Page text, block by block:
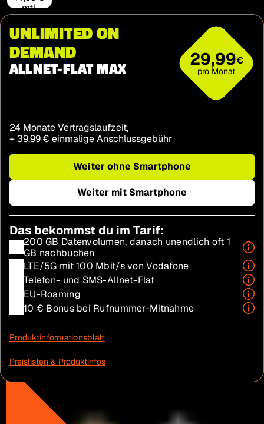
mtl.
ALLNET-FLAT MAX
UNLIMITED ON
DEMAND 29,99€
29,99€
pro Monat
24 Monate Vertragslaufzeit,
+ 39,99€
+ 39,99€einmalige Anschlussgebühr
Weiter ohne Smartphone
Weiter mit Smartphone
Das bekommst du im Tarif:
200 GB Datenvolumen, danach unendlich oft 1
GB nachbuchen
LTE/5G mit 100 Mbit/s von Vodafone
Telefon- und SMS-Allnet-Flat
EU-Roaming
10 € Bonus bei Rufnummer-Mitnahme
Produktinformationsblatt
Preislisten & Produktinfos